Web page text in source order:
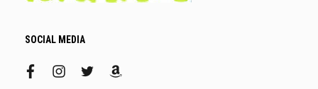
SOCIAL MEDIA
facebookinstagram
twitteramazon